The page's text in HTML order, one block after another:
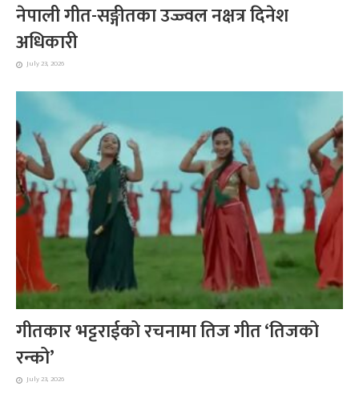
नेपाली गीत-सङ्गीतका उज्ज्वल नक्षत्र दिनेश
अधिकारी
July 23, 2026
गीतकार भट्टराईको रचनामा तिज गीत ‘तिजको
रन्को’
July 23, 2026